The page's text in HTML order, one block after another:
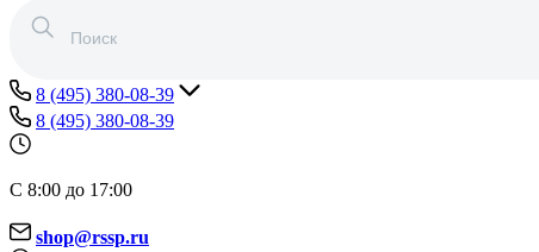
8 (495) 380-08-39
8 (495) 380-08-39
С 8:00 до 17:00
shop@rssp.ru